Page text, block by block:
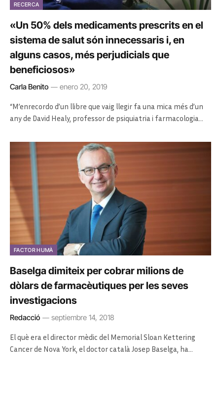
RECERCA
«Un 50% dels medicaments prescrits en el
sistema de salut són innecessaris i, en
alguns casos, més perjudicials que
beneficiosos»
Carla Benito enero 20, 2019
“M’enrecordo d’un llibre que vaig llegir fa una mica més d’un
any de David Healy, professor de psiquiatria i farmacologia…
FACTOR HUMÀ
Baselga dimiteix per cobrar milions de
dòlars de farmacèutiques per les seves
investigacions
Redacció septiembre 14, 2018
El què era el director mèdic del Memorial Sloan Kettering
Cancer de Nova York, el doctor català Josep Baselga, ha…